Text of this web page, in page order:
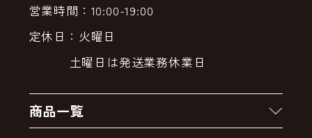
営業時間：10:00-19:00
定休日：火曜日
土曜日は発送業務休業日
商品一覧